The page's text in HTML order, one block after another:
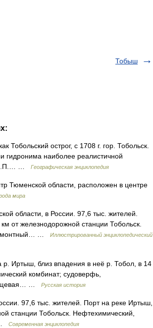
Тобыш
острог, с 1708 г. гор. Тобольск.
гидронима наиболее реалистичной
И.П.… …
Географическая энциклопедия
Тюменской области, расположен в центре
мира
области, в России. 97,6 тыс. жителей.
от железнодорожной станции Тобольск.
…
Иллюстрированный энциклопедический
Иртыш, близ впадения в неё р. Тобол, в 14
комбинат; судоверфь,
…
Русская история
97,6 тыс. жителей. Порт на реке Иртыш,
станции Тобольск. Нефтехимический,
Современная энциклопедия